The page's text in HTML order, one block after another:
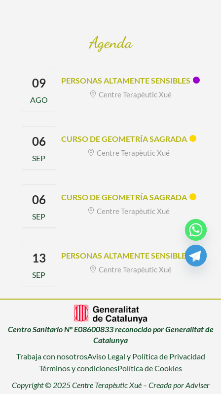
Agenda
09
AGO
PERSONAS ALTAMENTE SENSIBLES
Centre Terapèutic Xué
06
SEP
CURSO DE GEOMETRÍA SAGRADA
Centre Terapèutic Xué
06
SEP
CURSO DE GEOMETRÍA SAGRADA
Centre Terapèutic Xué
13
SEP
PERSONAS ALTAMENTE SENSIBLES
Centre Terapèutic Xué
Centro Sanitario Nº E08600833 reconocido por Generalitat de
Catalunya
Trabaja con nosotrosAviso Legal y Política de Privacidad
Términos y condicionesPolítica de Cookies
Copyright © 2025 Centre Terapèutic Xué –Creada por Adviser